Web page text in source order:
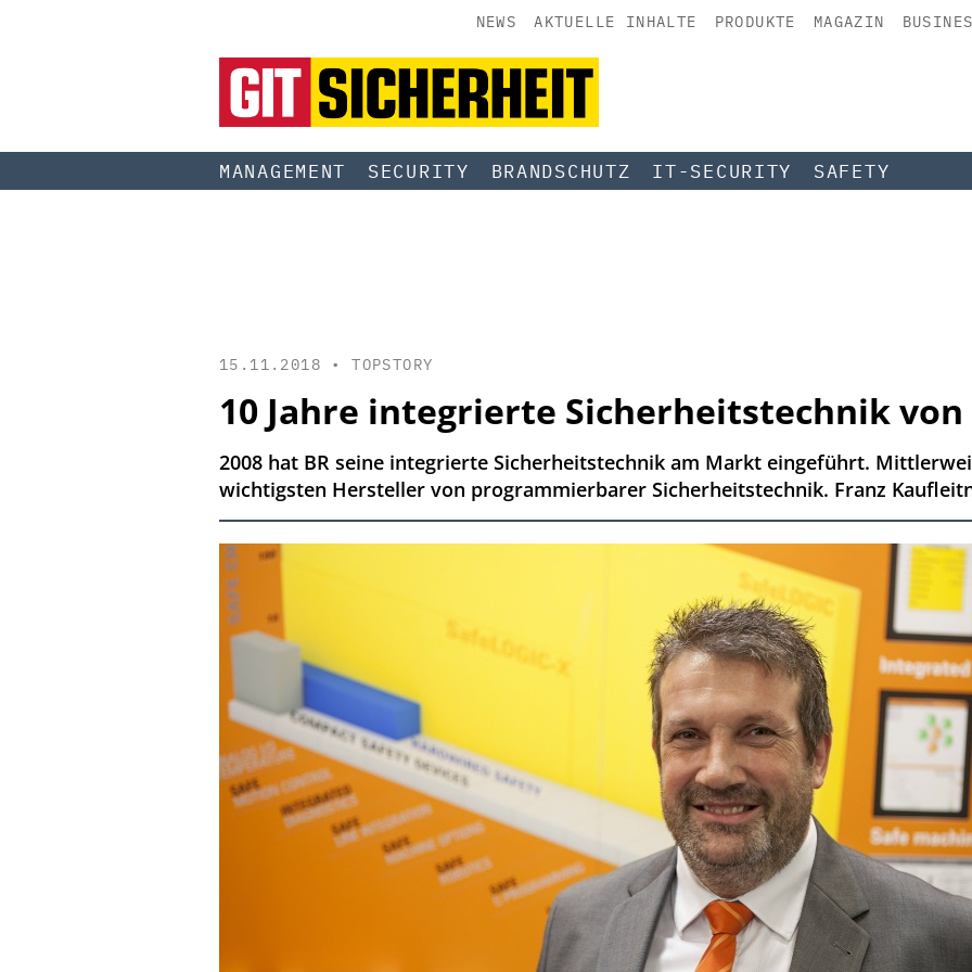
NEWS AKTUELLE INHALTE PRODUKTE MAGAZIN
MANAGEMENT SECURITY BRANDSCHUTZ IT-SECURITY SAFETY
15.11.2018 •TOPSTORY
10 Jahre integrierte Sicherheitstechnik von
2008 hat BR seine integrierte Sicherheitstechnik am Markt eingeführt.
wichtigsten Hersteller von programmierbarer Sicherheitstechnik. Franz